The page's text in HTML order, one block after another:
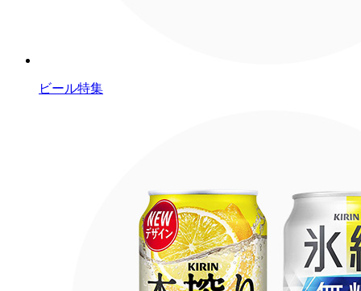
ビール特集